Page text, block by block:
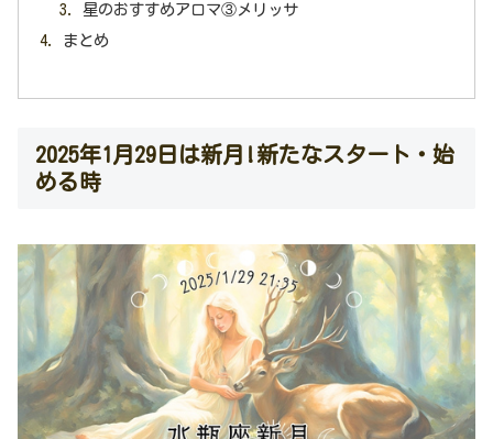
星のおすすめアロマ③メリッサ
まとめ
2025年1月29日は新月!新たなスタート・始
める時